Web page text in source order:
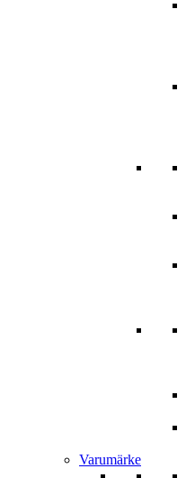
Varumärke